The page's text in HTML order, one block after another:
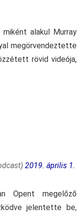
alakul Murray
megörvendeztette
rövid videója,
2019. április 1.
Opent megelőző
jelentette be,